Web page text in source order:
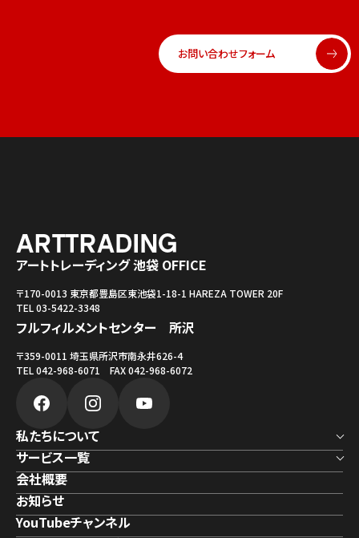
お問い合わせフォーム
アートトレーディング 池袋 OFFICE
〒170-0013 東京都豊島区東池袋1-18-1 HAREZA TOWER 20F
TEL 03-5422-3348
フルフィルメントセンター 所沢
〒359-0011 埼玉県所沢市南永井626-4
TEL 042-968-6071 FAX 042-968-6072
私たちについて
サービス一覧
会社概要
お知らせ
YouTubeチャンネル